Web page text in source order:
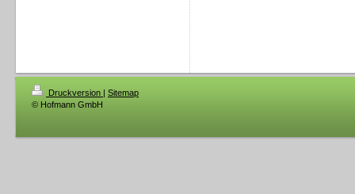
Druckversion | Sitemap
© Hofmann GmbH